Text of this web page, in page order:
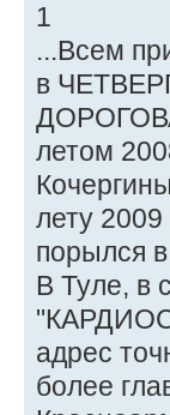
1
...Всем
в
летом
лету
порылся
В Туле, в
адрес
более